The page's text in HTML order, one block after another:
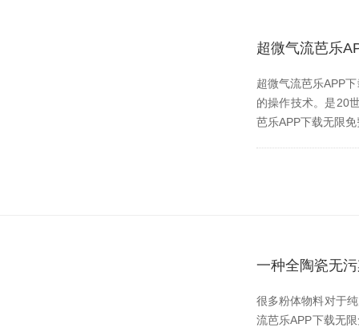
超微气流芭乐
超微气流芭乐APP
的操作技术。是20
芭乐APP下载无限免费
一种全陶瓷无
很多粉体物料对于纯
流芭乐APP下载无限